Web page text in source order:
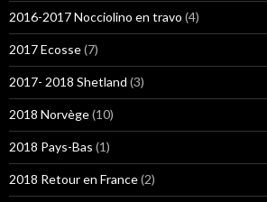
2016-2017 Nocciolino en travo (4)
2017 Ecosse(7)
2017- 2018 Shetland (3)
2018 Norvège(10)
2018 Pays-Bas (1)
2018 Retour en France(2)